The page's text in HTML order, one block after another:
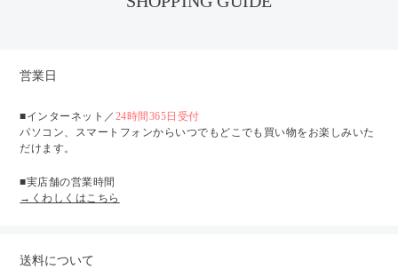
営業日
■インターネット／ 24時間365日受付
パソコン、スマートフォンからいつでもどこでも買い物をお楽しみいた
だけます。
■実店舗の営業時間
→くわしくはこちら
送料について